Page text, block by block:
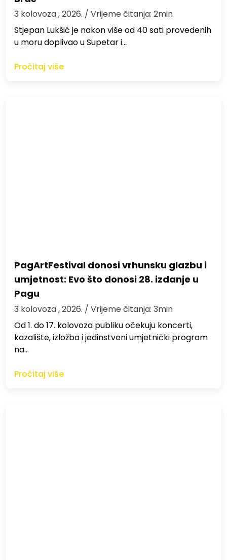
3 kolovoza , 2026. / Vrijeme čitanja: 2min
St​jepan Lukšić je nakon više od 40 sati provedenih
u moru doplivao u Supetar i…
Pročitaj više
PagArtFestival donosi vrhunsku glazbu i
umjetnost: Evo što donosi 28. izdanje u
Pagu
3 kolovoza , 2026. / Vrijeme čitanja: 3min
Od 1. do 17. kolovoza publiku očekuju koncerti,
kazalište, izložba i jedinstveni umjetnički program
na…
Pročitaj više